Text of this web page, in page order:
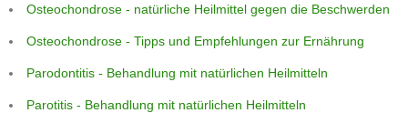
Osteochondrose - natürliche Heilmittel gegen die Beschwerden
Osteochondrose - Tipps und Empfehlungen zur Ernährung
Parodontitis - Behandlung mit natürlichen Heilmitteln
Parotitis - Behandlung mit natürlichen Heilmitteln